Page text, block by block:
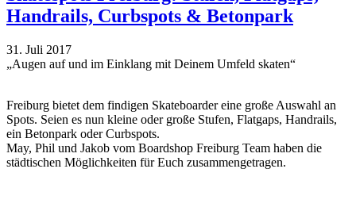
Handrails, Curbspots & Betonpark
31. Juli 2017
„Augen auf und im Einklang mit Deinem Umfeld skaten“
Freiburg bietet dem findigen Skateboarder eine große Auswahl an
Spots. Seien es nun kleine oder große Stufen, Flatgaps, Handrails,
ein Betonpark oder Curbspots.
May, Phil und Jakob vom Boardshop Freiburg Team haben die
städtischen Möglichkeiten für Euch zusammengetragen.